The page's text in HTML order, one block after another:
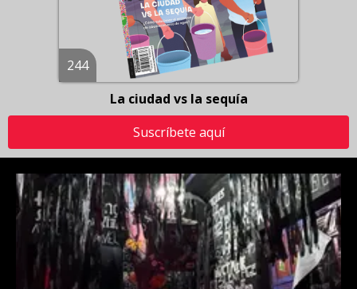
244
La ciudad vs la sequía
Suscríbete aquí